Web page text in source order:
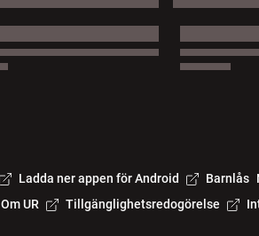
Ladda ner appen för Android Barnlås
Om UR Tillgänglighetsredogörelse